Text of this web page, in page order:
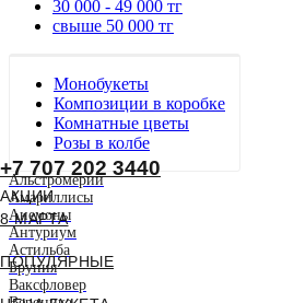
+7 707 202 3440
АКЦИИ
8 МАРТА
ПОПУЛЯРНЫЕ
30 000 - 49 000 тг
свыше 50 000 тг
Монобукеты
Композиции в коробке
Комнатные цветы
Розы в колбе
Альстромерии
Амариллисы
Анемоны
Антуриум
Астильба
Бруния
Ваксфловер